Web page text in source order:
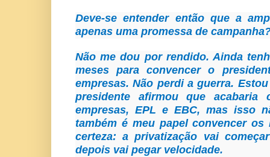
Deve-se entender então que a
apenas uma promessa de
Não me dou por rendido. Ainda
meses para convencer o
empresas. Não perdi a guerra.
presidente afirmou que acabaria
empresas, EPL e EBC, mas isso
também é meu papel convencer
certeza: a privatização vai
depois vai pegar velocidade.